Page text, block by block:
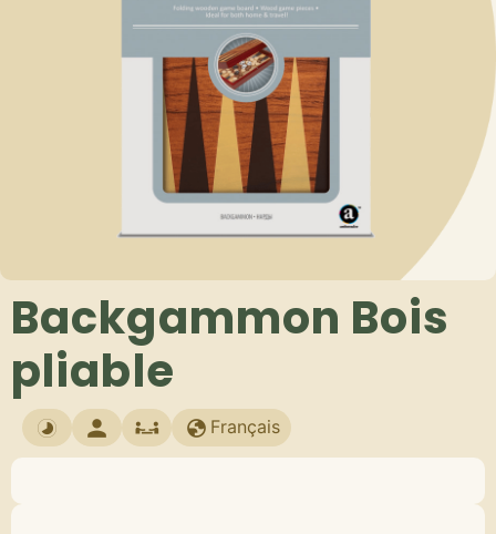
Backgammon Bois
pliable
Français